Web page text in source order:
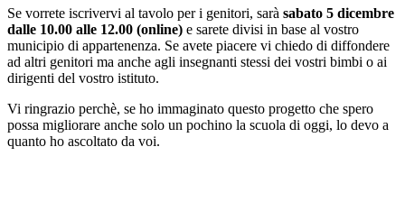
Se vorrete iscrivervi al tavolo per i genitori, sarà sabato 5 dicembre
dalle 10.00 alle 12.00 (online) e sarete divisi in base al vostro
municipio di appartenenza. Se avete piacere vi chiedo di diffondere
ad altri genitori ma anche agli insegnanti stessi dei vostri bimbi o ai
dirigenti del vostro istituto.
Vi ringrazio perchè, se ho immaginato questo progetto che spero
possa migliorare anche solo un pochino la scuola di oggi, lo devo a
quanto ho ascoltato da voi.